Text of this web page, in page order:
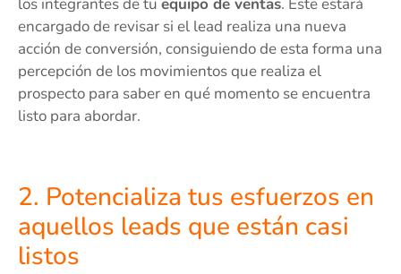
encargado de revisar si el lead realiza una nueva
acción de conversión, consiguiendo de esta forma una
percepción de los movimientos que realiza el
prospecto para saber en qué momento se encuentra
listo para abordar.
2. Potencializa tus esfuerzos en
aquellos leads que están casi
listos